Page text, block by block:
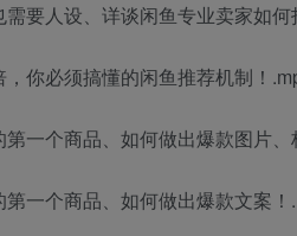
需要人设、详谈闲鱼专业卖家如
，你必须搞懂的闲鱼推荐机制！
第一个商品、如何做出爆款图片
第一个商品、如何做出爆款文案！